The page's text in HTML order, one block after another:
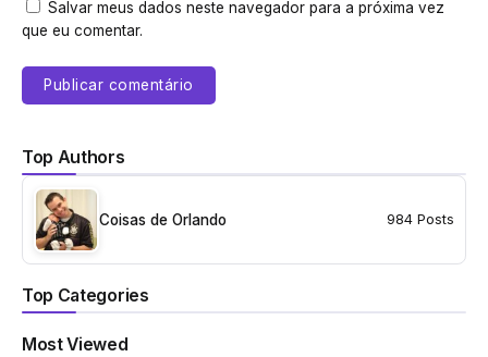
Salvar meus dados neste navegador para a próxima vez
que eu comentar.
Top Authors
Coisas de Orlando 984 Posts
Top Categories
Most Viewed